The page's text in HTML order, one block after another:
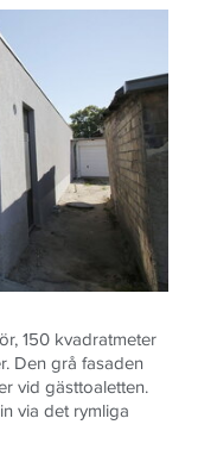
150 kvadratmeter
Den grå fasaden
vid gästtoaletten.
via det rymliga